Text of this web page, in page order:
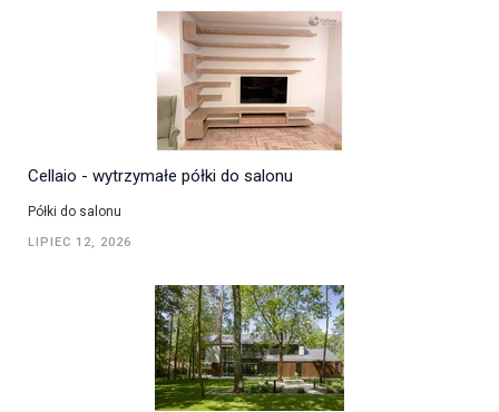
Cellaio - wytrzymałe półki do salonu
Półki do salonu
LIPIEC 12, 2026